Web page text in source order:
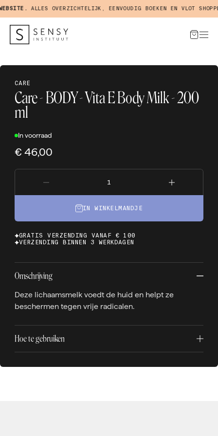
ALLES OVERZICHTELIJK, EENVOUDIG BOEKEN EN VLOT
CARE
Care - BODY - Vita E Body Milk - 200
ml
In voorraad
€ 46,00
IN WINKELMANDJE
GRATIS VERZENDING VANAF € 100
VERZENDING BINNEN 3 WERKDAGEN
Omschrijving
Deze lichaamsmelk voedt de huid en helpt ze
beschermen tegen vrije radicalen.
Hoe te gebruiken